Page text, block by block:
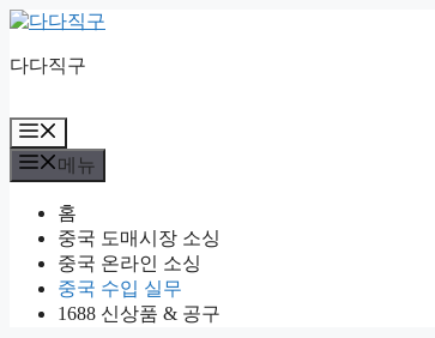
컨
츠
건
너
뛰
다다직구
뉴
메뉴
홈
중국 도매시장 소싱
중국 온라인 소싱
중국 수입 실무
1688 신상품 & 공구